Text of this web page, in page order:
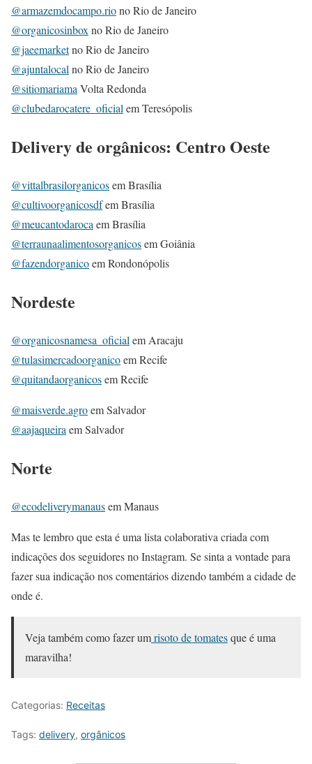
@armazemdocampo.riono Rio de Janeiro
@organicosinbox no Rio de Janeiro
@jaeemarketno Rio de Janeiro
@ajuntalocal no Rio de Janeiro
@sitiomariama Volta Redonda
@clubedarocatere_oficial em Teresópolis
Delivery de orgânicos: Centro Oeste
@vittalbrasilorganicosem Brasília
@cultivoorganicosdfem Brasília
@meucantodaroca em Brasília
@terraunaalimentosorganicosem Goiânia
@fazendorganicoem Rondonópolis
Nordeste
@organicosnamesa_oficial em Aracaju
@tulasimercadoorganicoem Recife
@quitandaorganicosem Recife
@maisverde.agroem Salvador
@aajaqueira em Salvador
Norte
@ecodeliverymanausem Manaus
Mas te lembro que esta é uma lista colaborativa criada com
indicações dos seguidores no Instagram. Se sinta a vontade para
fazer sua indicação nos comentários dizendo também a cidade de
onde é.
Veja também como fazer umrisoto de tomatesque é uma
maravilha!
Categorias: Receitas
Tags: delivery, orgânicos